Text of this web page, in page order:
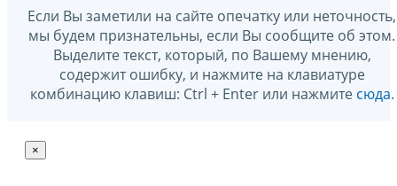
Если Вы заметили на сайте опечатку или неточность,
мы будем признательны, если Вы сообщите об этом.
Выделите текст, который, по Вашему мнению,
содержит ошибку, и нажмите на клавиатуре
комбинацию клавиш: Ctrl + Enter или нажмите сюда.
×